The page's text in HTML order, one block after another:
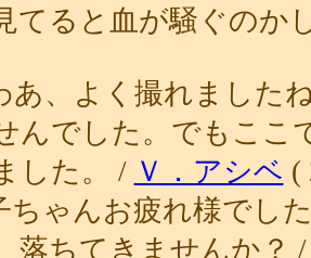
てると血が騒ぐのか
あ、よく撮れました
んでした。でもここ
した。 / Ｖ．アシベ (
ちゃんお疲れ様でし
落ちてきませんか？